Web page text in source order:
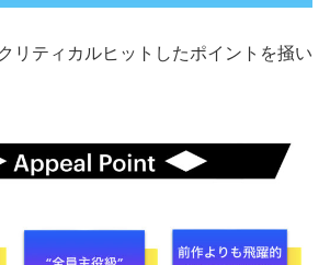
リティカルヒットしたポイントを掻い